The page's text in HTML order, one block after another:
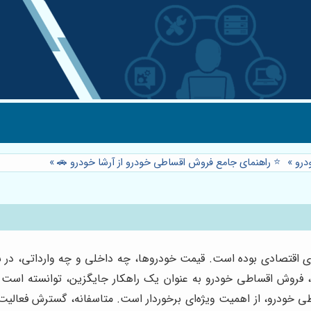
» ⭐️ راهنمای جامع فروش اقساطی خودرو از آرشا خودرو 🚗»
اقتصادی بوده است. قیمت خودروها، چه داخلی و چه
فروش اقساطی خودرو به عنوان یک راهکار جایگزین، توانسته است
خودرو، از اهمیت ویژه‌ای برخوردار است. متاسفانه، گسترش